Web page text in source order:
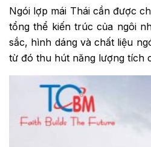
Ngói lợp mái Thái cần được
tổng thể kiến trúc của ngôi
sắc, hình dáng và chất liệu
từ đó thu hút năng lượng tích